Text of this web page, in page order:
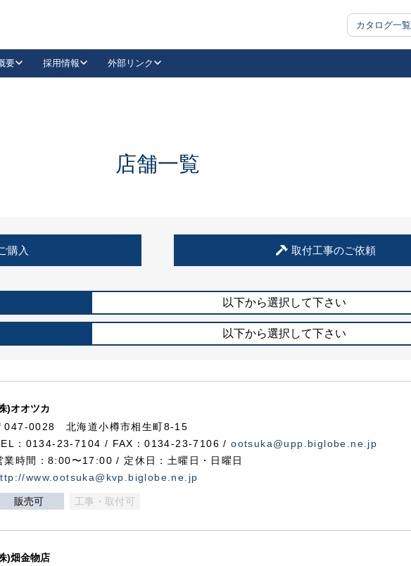
カタログ一覧
抗ウイルス・抗菌製品
要 採用情報 外部リンク
LinkedIn
住宅使用部材標準化推進協議会
店舗一覧
購入 取付工事のご依頼
以下から選択して下さい
以下から選択して下さい
)オオツカ
047-0028 北海道小樽市相生町8-15
：0134-23-7104 / FAX：0134-23-7106 /ootsuka@upp.biglobe.ne.jp
業時間：8:00〜17:00 / 定休日：土曜日・日曜日
www.ootsuka@kvp.biglobe.ne.jp
販売可 工事・取付可
)畑金物店